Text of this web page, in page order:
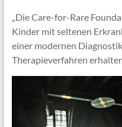
„Die Care-for-Rare
Kinder mit seltenen
einer modernen
Therapieverfahren